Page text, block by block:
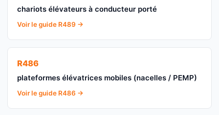
chariots élévateurs à conducteur porté
Voir le guide R489 →
R486
plateformes élévatrices mobiles (nacelles / PEMP)
Voir le guide R486 →